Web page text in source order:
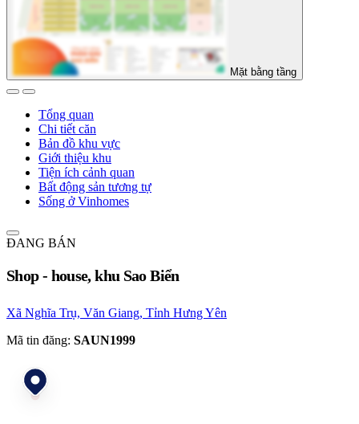
Mặt bằng tầng
Tổng quan
Chi tiết căn
Bản đồ khu vực
Giới thiệu khu
Tiện ích cảnh quan
Bất động sản tương tự
Sống ở Vinhomes
ĐANG BÁN
Shop - house, khu Sao Biển
Xã Nghĩa Trụ, Văn Giang, Tỉnh Hưng Yên
Mã tin đăng: SAUN1999